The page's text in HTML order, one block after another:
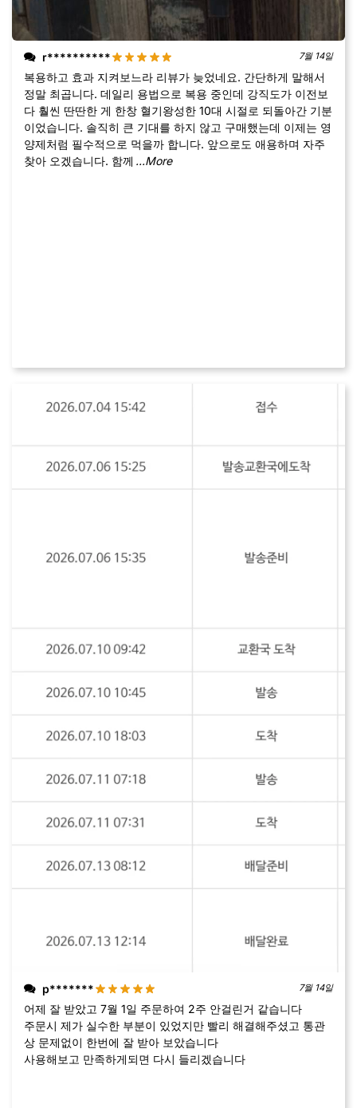
r********** 7월 14일
복용하고 효과 지켜보느라 리뷰가 늦었네요. 간단하게 말해서
정말 최곱니다. 데일리 용법으로 복용 중인데 강직도가 이전보
다 훨씬 딴딴한 게 한창 혈기왕성한 10대 시절로 되돌아간 기분
이었습니다. 솔직히 큰 기대를 하지 않고 구매했는데 이제는 영
양제처럼 필수적으로 먹을까 합니다. 앞으로도 애용하며 자주
찾아 오겠습니다. 함께 ...More
p******* 7월 14일
어제 잘 받았고 7월 1일 주문하여 2주 안걸린거 같습니다
주문시 제가 실수한 부분이 있었지만 빨리 해결해주셨고 통관
상 문제없이 한번에 잘 받아 보았습니다
사용해보고 만족하게되면 다시 들리겠습니다